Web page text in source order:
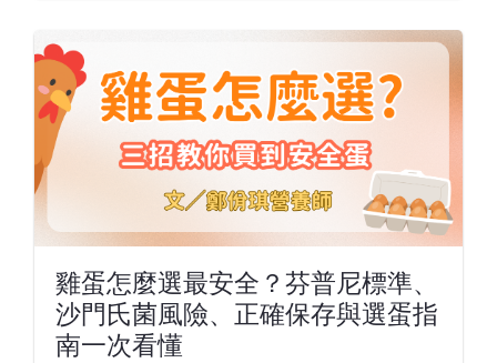
雞蛋怎麼選最安全？芬普尼標準、
沙門氏菌風險、正確保存與選蛋指
南一次看懂